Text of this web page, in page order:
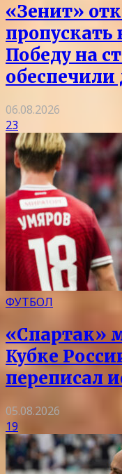
«Зенит»
пропускать
Победу на
06.08.2026
23
ФУТБОЛ
«Спартак»
Кубке
переписал
05.08.2026
19